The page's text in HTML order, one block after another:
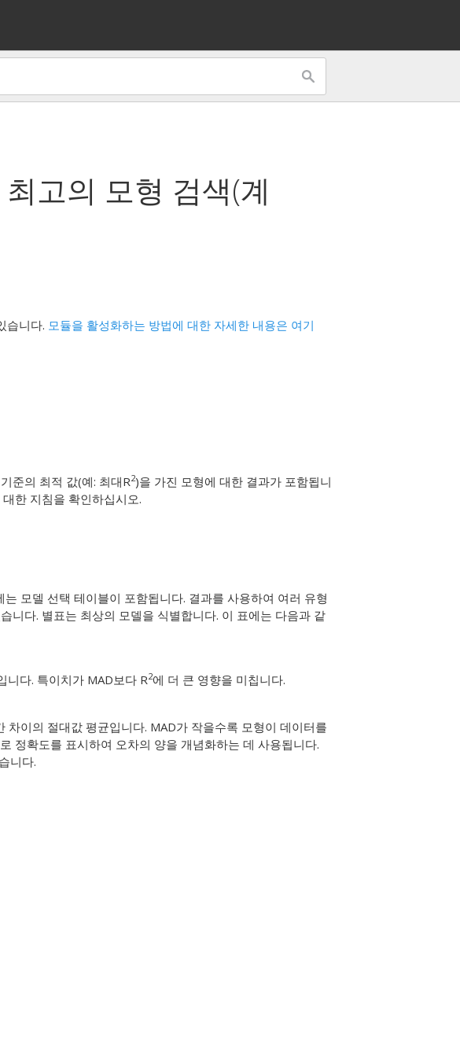
최고의 모형 검색(계
습니다. 모듈을 활성화하는 방법에 대한 자세한 내용은 여기
준의 최적 값(예: 최대R2)을 가진 모형에 대한 결과가 포함됩니
한 지침을 확인하십시오.
는 모델 선택 테이블이 포함됩니다. 결과를 사용하여 여러 유형
니다. 별표는 최상의 모델을 식별합니다. 이 표에는 다음과 같
니다. 특이치가 MAD보다 R2에 더 큰 영향을 미칩니다.
차이의 절대값 평균입니다. MAD가 작을수록 모형이 데이터를
정확도를 표시하여 오차의 양을 개념화하는 데 사용됩니다.
니다.